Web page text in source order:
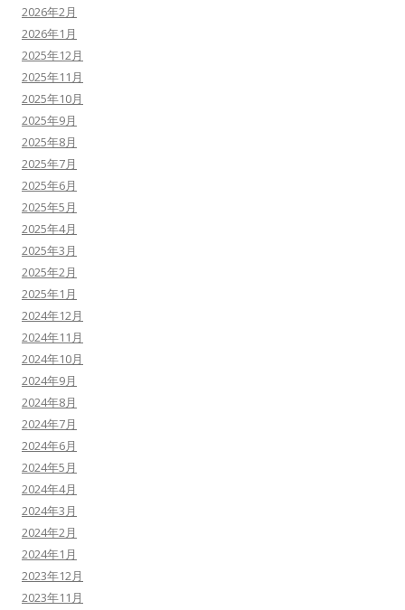
2026年2月
2026年1月
2025年12月
2025年11月
2025年10月
2025年9月
2025年8月
2025年7月
2025年6月
2025年5月
2025年4月
2025年3月
2025年2月
2025年1月
2024年12月
2024年11月
2024年10月
2024年9月
2024年8月
2024年7月
2024年6月
2024年5月
2024年4月
2024年3月
2024年2月
2024年1月
2023年12月
2023年11月